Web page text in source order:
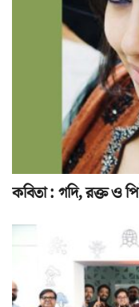
কবিতা : গদি, রক্ত ও